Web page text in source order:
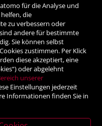
für die Analyse und
die
zu verbessern oder
andere für bestimmte
Sie können selbst
zustimmen. Per Klick
diese akzeptiert, eine
oder abgelehnt
unserer
Einstellungen jederzeit
Informationen finden Sie in